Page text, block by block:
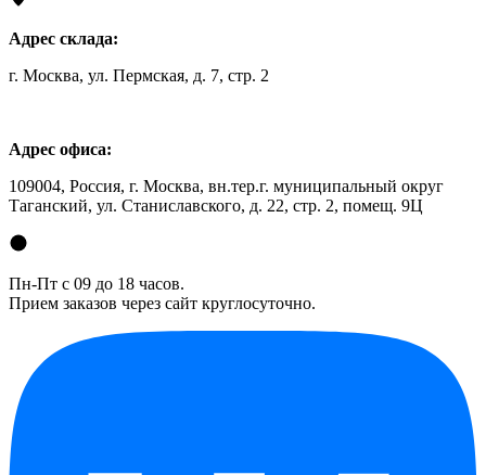
Адрес склада:
г. Москва, ул. Пермская, д. 7, стр. 2
Адрес офиса:
109004, Россия, г. Москва, вн.тер.г. муниципальный округ
Таганский, ул. Станиславского, д. 22, стр. 2, помещ. 9Ц
Пн-Пт с 09 до 18 часов.
Прием заказов через сайт круглосуточно.